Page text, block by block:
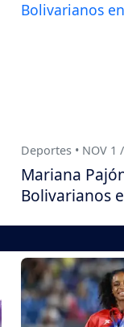
Deportes • NOV 1
Mariana
Bolivarianos